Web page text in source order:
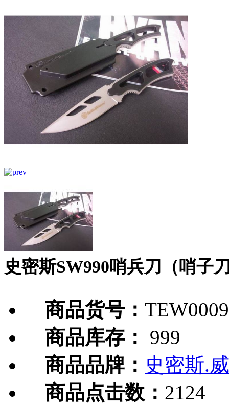
史密斯SW990哨兵刀（哨子
商品货号：
商品库存：
999
商品品牌： 史密斯.
商品点击数： 2124